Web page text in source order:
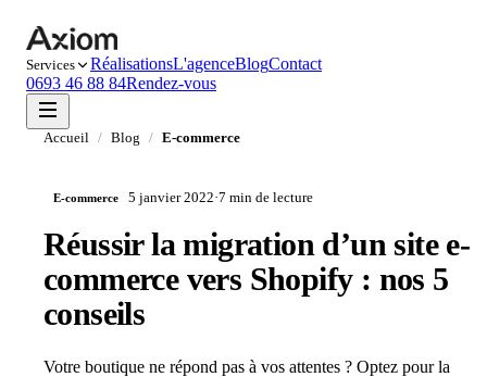
Services RéalisationsL'agenceBlogContact
0693 46 88 84Rendez-vous
Accueil / Blog / E-commerce
E-commerce 5 janvier 2022·7 min de lecture
Réussir la migration d’un site e-
commerce vers Shopify : nos 5
conseils
Votre boutique ne répond pas à vos attentes ? Optez pour la